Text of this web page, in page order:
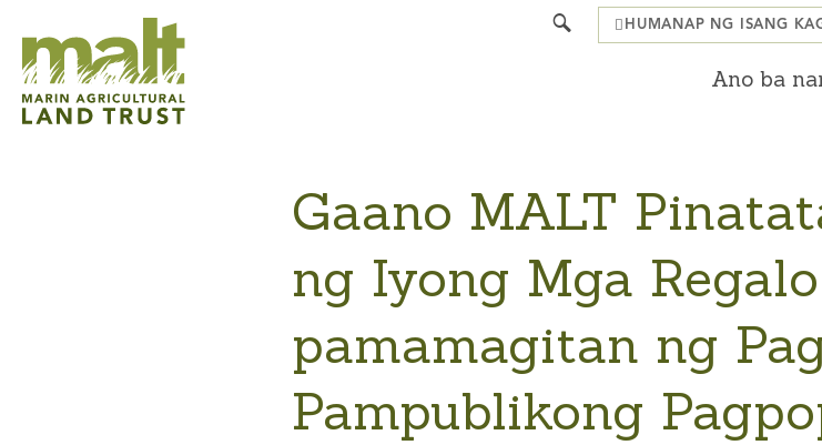
Ano ba
Search HUMANAP NG ISANG
Gaano MALT
ng Iyong Mga
pamamagitan ng
Pampublikong